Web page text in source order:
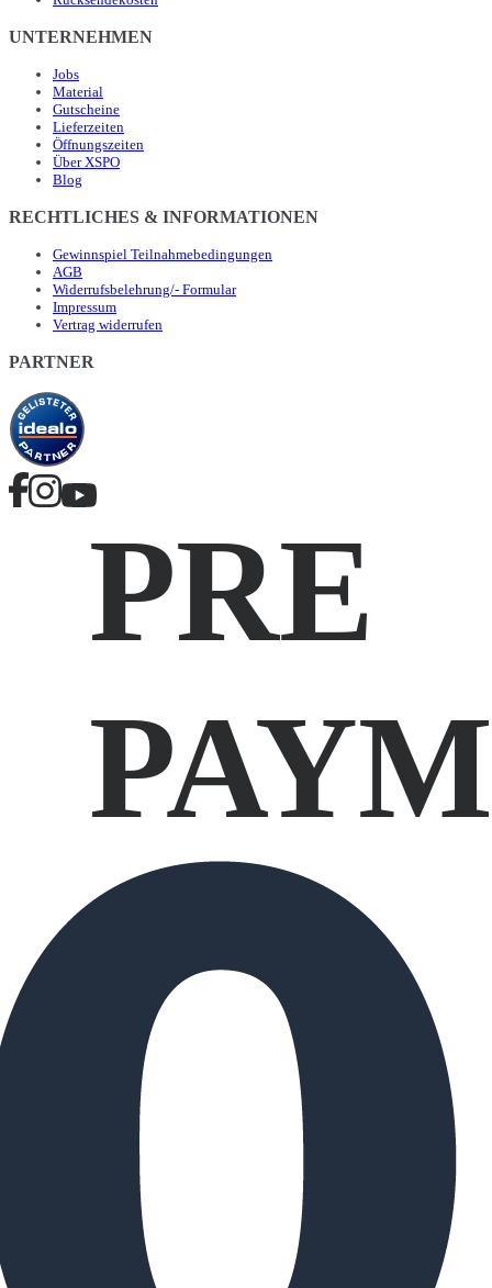
UNTERNEHMEN
Jobs
Material
Gutscheine
Lieferzeiten
Öffnungszeiten
Über XSPO
Blog
RECHTLICHES & INFORMATIONEN
Gewinnspiel Teilnahmebedingungen
AGB
Widerrufsbelehrung/- Formular
Impressum
Vertrag widerrufen
PARTNER